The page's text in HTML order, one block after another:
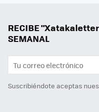
RECIBE
SEMANAL
Suscribiéndote aceptas